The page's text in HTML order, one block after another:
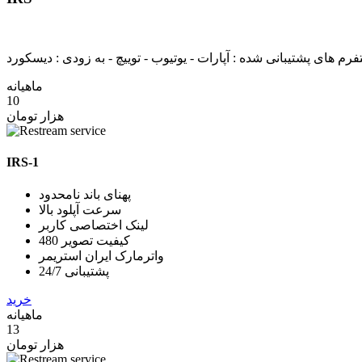
های پشتیبانی شده : آپارات - یوتیوب - توییچ - به زودی : دیسکورد
ماهیانه
10
هزار تومان
IRS-1
پهنای باند نامحدود
سرعت آپلود بالا
لینک اختصاصی کاربر
کیفیت تصویر 480
واترمارک ایران استریمر
پشتیبانی 24/7
خرید
ماهیانه
13
هزار تومان